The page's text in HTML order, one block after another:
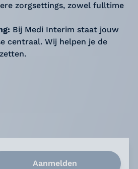
zorgsettings, zowel fulltime
Bij Medi Interim staat jouw
centraal. Wij helpen je de
Aanmelden